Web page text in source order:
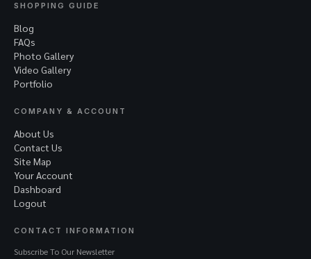
SHOPPING GUIDE
Blog
FAQs
Photo Gallery
Video Gallery
Portfolio
COMPANY & ACCOUNT
About Us
Contact Us
Site Map
Your Account
Dashboard
Logout
CONTACT INFORMATION
Subscribe To Our Newsletter